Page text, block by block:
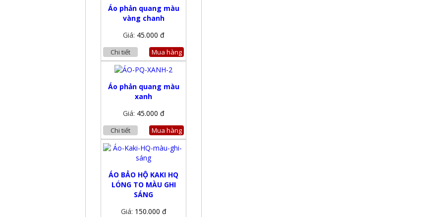
Áo phản quang màu
vàng chanh
Giá: 45.000 đ
Chi tiết Mua hàng
Áo phản quang màu
xanh
Giá: 45.000 đ
Chi tiết Mua hàng
ÁO BẢO HỘ KAKI HQ
LÓNG TO MÀU GHI
SÁNG
Giá: 150.000 đ